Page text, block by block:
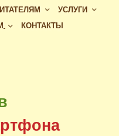
УСЛУГИ
КОНТАКТЫ